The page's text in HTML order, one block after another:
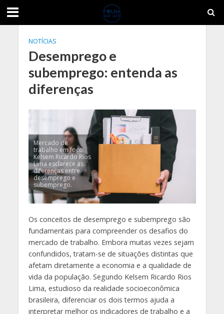
NOTÍCIAS
Desemprego e
subemprego: entenda as
diferenças
Mercado de
trabalho em foco:
Kelsem Ricardo Rios
Lima esclarece as
diferenças entre
desemprego e
subemprego.
Os conceitos de desemprego e subemprego são
fundamentais para compreender os desafios do
mercado de trabalho. Embora muitas vezes sejam
confundidos, tratam-se de situações distintas que
afetam diretamente a economia e a qualidade de
vida da população. Segundo Kelsem Ricardo Rios
Lima, estudioso da realidade socioeconômica
brasileira, diferenciar os dois termos ajuda a
interpretar melhor os indicadores de trabalho e a